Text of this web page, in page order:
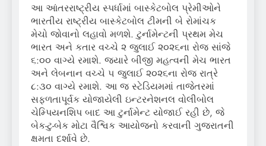
આ આંતરરાષ્ટ્રીય સ્પર્ધામાં બાસ્કેટબોલ પ્રેમીઓને
ભારતીય રાષ્ટ્રીય બાસ્કેટબોલ ટીમની બે રોમાંચક
મેચો જોવાનો લહાવો મળશે. ટુર્નામેન્ટની પ્રથમ મેચ
ભારત અને કતાર વચ્ચે ૨ જુલાઈ ૨૦૨૬ના રોજ સાંજે
૬:૦૦ વાગ્યે રમાશે. જ્યારે બીજી મહત્વની મેચ ભારત
અને લેબનાન વચ્ચે ૫ જુલાઈ ૨૦૨૬ના રોજ રાત્રે
૮:૩૦ વાગ્યે રમાશે. આ જ સ્ટેડિયમમાં તાજેતરમાં
સફળતાપૂર્વક યોજાયેલી ઇન્ટરનેશનલ વોલીબોલ
ચેમ્પિયનશિપ બાદ આ ટુર્નામેન્ટ યોજાઈ રહી છે, જે
બેક-ટુ-બેક મોટા વૈશ્વિક આયોજનો કરવાની ગુજરાતની
ક્ષમતા દર્શાવે છે.